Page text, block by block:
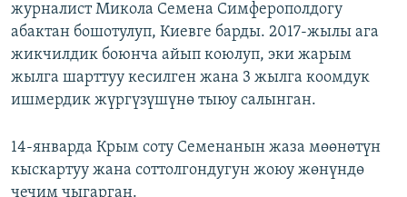
журналист Микола Семена Симферополдогу
абактан бошотулуп, Киевге барды. 2017-жылы ага
жикчилдик боюнча айып коюлуп, эки жарым
жылга шарттуу кесилген жана 3 жылга коомдук
ишмердик жүргүзүшүнө тыюу салынган.
14-январда Крым соту Семенанын жаза мөөнөтүн
кыскартуу жана соттолгондугун жоюу жөнүндө
чечим чыгарган.